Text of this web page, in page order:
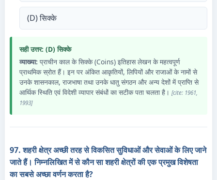
(D) सिक्के
सही उत्तर: (D) सिक्के
व्याख्या: प्राचीन काल के सिक्के (Coins) इतिहास लेखन के महत्वपूर्ण
प्राथमिक स्रोत हैं। इन पर अंकित आकृतियों, लिपियों और राजाओं के नामों से
उनके शासनकाल, राजभाषा तथा उनके धातु संगठन और अन्य देशों में प्राप्ति से
आर्थिक स्थिति एवं विदेशी व्यापार संबंधों का सटीक पता चलता है। [cite: 1961,
1993]
97. शहरी क्षेत्र अच्छी तरह से विकसित सुविधाओं और सेवाओं के लिए जाने
जाते हैं। निम्नलिखित में से कौन सा शहरी क्षेत्रों की एक प्रमुख विशेषता
का सबसे अच्छा वर्णन करता है?